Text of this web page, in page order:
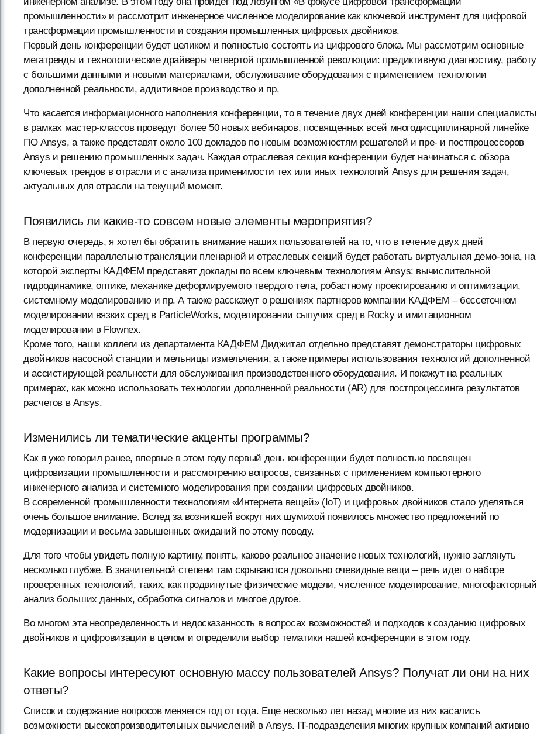
промышленности» и рассмотрит инженерное численное моделирование как ключевой инструмент для цифровой
трансформации промышленности и создания промышленных цифровых двойников.
Первый день конференции будет целиком и полностью состоять из цифрового блока. Мы рассмотрим основные
мегатренды и технологические драйверы четвертой промышленной революции: предиктивную диагностику, работу
с большими данными и новыми материалами, обслуживание оборудования с применением технологии
дополненной реальности, аддитивное производство и пр.
Что касается информационного наполнения конференции, то в течение двух дней конференции наши специалисты
в рамках мастер-классов проведут более 50 новых вебинаров, посвященных всей многодисциплинарной линейке
ПО Ansys, а также представят около 100 докладов по новым возможностям решателей и пре- и постпроцессоров
Ansys и решению промышленных задач. Каждая отраслевая секция конференции будет начинаться с обзора
ключевых трендов в отрасли и с анализа применимости тех или иных технологий Ansys для решения задач,
актуальных для отрасли на текущий момент.
Появились ли какие-то совсем новые элементы мероприятия?
В первую очередь, я хотел бы обратить внимание наших пользователей на то, что в течение двух дней
конференции параллельно трансляции пленарной и отраслевых секций будет работать виртуальная демо-зона, на
которой эксперты КАДФЕМ представят доклады по всем ключевым технологиям Ansys: вычислительной
гидродинамике, оптике, механике деформируемого твердого тела, робастному проектированию и оптимизации,
системному моделированию и пр. А также расскажут о решениях партнеров компании КАДФЕМ – бессеточном
моделировании вязких сред в ParticleWorks, моделировании сыпучих сред в Rocky и имитационном
моделировании в Flownex.
Кроме того, наши коллеги из департамента КАДФЕМ Диджитал отдельно представят демонстраторы цифровых
двойников насосной станции и мельницы измельчения, а также примеры использования технологий дополненной
и ассистирующей реальности для обслуживания производственного оборудования. И покажут на реальных
примерах, как можно использовать технологии дополненной реальности (AR) для постпроцессинга результатов
расчетов в Ansys.
Изменились ли тематические акценты программы?
Как я уже говорил ранее, впервые в этом году первый день конференции будет полностью посвящен
цифровизации промышленности и рассмотрению вопросов, связанных с применением компьютерного
инженерного анализа и системного моделирования при создании цифровых двойников.
В современной промышленности технологиям «Интернета вещей» (IoT) и цифровых двойников стало уделяться
очень большое внимание. Вслед за возникшей вокруг них шумихой появилось множество предложений по
модернизации и весьма завышенных ожиданий по этому поводу.
Для того чтобы увидеть полную картину, понять, каково реальное значение новых технологий, нужно заглянуть
несколько глубже. В значительной степени там скрываются довольно очевидные вещи – речь идет о наборе
проверенных технологий, таких, как продвинутые физические модели, численное моделирование, многофакторный
анализ больших данных, обработка сигналов и многое другое.
Во многом эта неопределенность и недосказанность в вопросах возможностей и подходов к созданию цифровых
двойников и цифровизации в целом и определили выбор тематики нашей конференции в этом году.
Какие вопросы интересуют основную массу пользователей Ansys? Получат ли они на них
ответы?
Список и содержание вопросов меняется год от года. Еще несколько лет назад многие из них касались
возможности высокопроизводительных вычислений в Ansys. IT-подразделения многих крупных компаний активно